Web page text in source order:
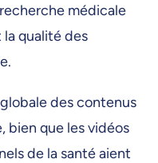
médicale
qualité des
des contenus
bien que les vidéos
de la santé aient